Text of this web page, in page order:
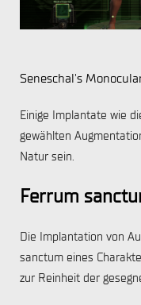
Seneschal's
Einige Implantate wie
gewählten
Natur sein.
Ferrum
Die Implantation von
sanctum eines
zur Reinheit der